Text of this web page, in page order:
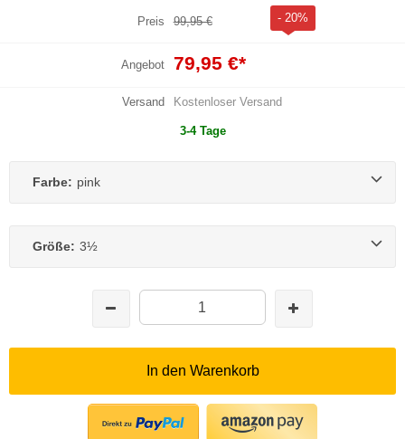
Preis 99,95 € - 20%
Angebot 79,95 €*
Versand Kostenloser Versand
3-4 Tage
Farbe: pink
Größe: 3½
In den Warenkorb